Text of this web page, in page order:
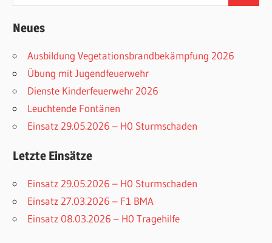
nach:
Neues
Ausbildung Vegetationsbrandbekämpfung 2026
Übung mit Jugendfeuerwehr
Dienste Kinderfeuerwehr 2026
Leuchtende Fontänen
Einsatz 29.05.2026 – H0 Sturmschaden
Letzte Einsätze
Einsatz 29.05.2026 – H0 Sturmschaden
Einsatz 27.03.2026 – F1 BMA
Einsatz 08.03.2026 – H0 Tragehilfe